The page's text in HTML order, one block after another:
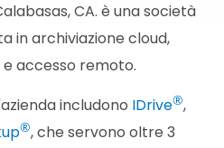
CA. è una società
in archiviazione cloud,
accesso remoto.
includono IDrive®,
®, che servono oltre 3